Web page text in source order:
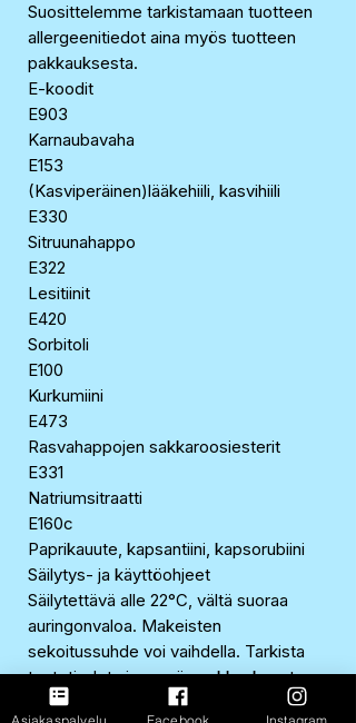
Suosittelemme tarkistamaan tuotteen
allergeenitiedot aina myös tuotteen
pakkauksesta.
E-koodit
E903
Karnaubavaha
E153
(Kasviperäinen)lääkehiili, kasvihiili
E330
Sitruunahappo
E322
Lesitiinit
E420
Sorbitoli
E100
Kurkumiini
E473
Rasvahappojen sakkaroosiesterit
E331
Natriumsitraatti
E160c
Paprikauute, kapsantiini, kapsorubiini
Säilytys- ja käyttöohjeet
Säilytettävä alle 22°C, vältä suoraa
auringonvaloa. Makeisten
sekoitussuhde voi vaihdella. Tarkista
tuotetiedot aina myös pakkauksesta.
Alkuperämaa/valmistusmaa
Asiakaspalvelu Facebook Instagram